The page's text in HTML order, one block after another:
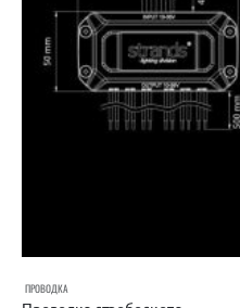
ПРОВОДКА